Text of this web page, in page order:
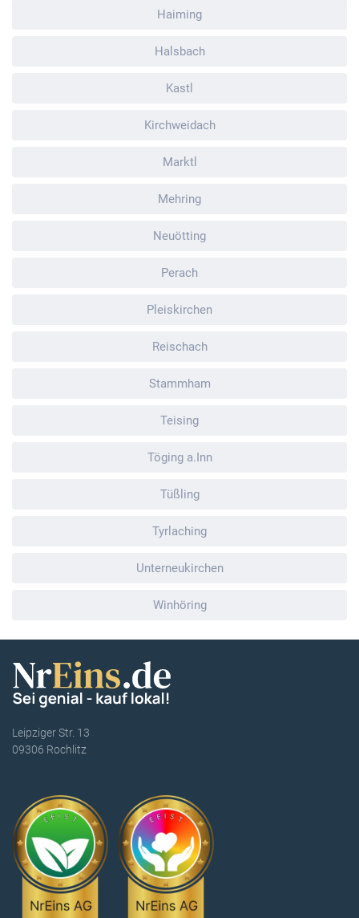
Haiming
Halsbach
Kastl
Kirchweidach
Marktl
Mehring
Neuötting
Perach
Pleiskirchen
Reischach
Stammham
Teising
Töging a.Inn
Tüßling
Tyrlaching
Unterneukirchen
Winhöring
Leipziger Str. 13
09306 Rochlitz